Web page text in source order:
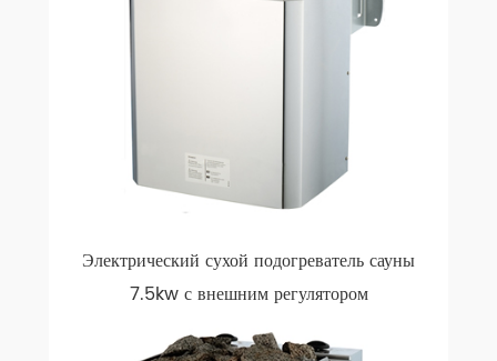
Электрический сухой подогреватель сауны
7.5kw с внешним регулятором